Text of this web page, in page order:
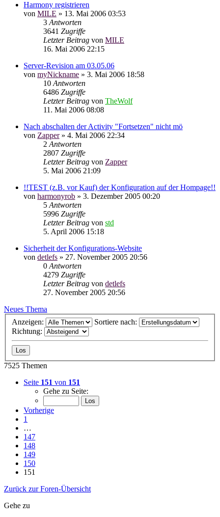
Harmony registrieren
von MILE » 13. Mai 2006 03:53
3 Antworten
3641 Zugriffe
Letzter Beitrag von MILE
16. Mai 2006 22:15
Server-Revision am 03.05.06
von myNickname » 3. Mai 2006 18:58
10 Antworten
6486 Zugriffe
Letzter Beitrag von TheWolf
11. Mai 2006 08:08
Nach abschalten der Activity "Fortsetzen" nicht mö
von Zapper» 4. Mai 2006 22:34
2 Antworten
2807 Zugriffe
Letzter Beitrag von Zapper
5. Mai 2006 21:09
!!TEST (z.B. vor Kauf) der Konfiguration auf der Hompage!!
von harmonyrob » 3. Dezember 2005 00:20
5 Antworten
5996 Zugriffe
Letzter Beitrag von std
5. April 2006 15:18
Sicherheit der Konfigurations-Website
von detlefs » 27. November 2005 20:56
0 Antworten
4279 Zugriffe
Letzter Beitrag von detlefs
27. November 2005 20:56
Neues Thema
Anzeigen:
Sortiere nach:
Richtung:
7525 Themen
Seite 151 von 151
Gehe zu Seite:
Vorherige
1
…
147
148
149
150
151
Zurück zur Foren-Übersicht
Gehe zu